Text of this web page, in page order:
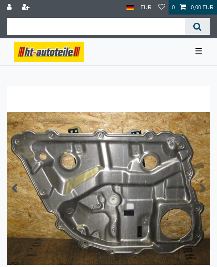
EUR 0 0,00 EUR
☰